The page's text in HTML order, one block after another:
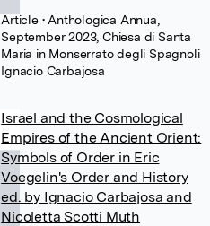
Article • Anthologica Annua,
September 2023, Chiesa di Santa
Maria in Monserrato degli Spagnoli
Ignacio Carbajosa
Israel and the Cosmological
Empires of the Ancient Orient:
Symbols of Order in Eric
Voegelin's Order and History
ed. by Ignacio Carbajosa and
Nicoletta Scotti Muth